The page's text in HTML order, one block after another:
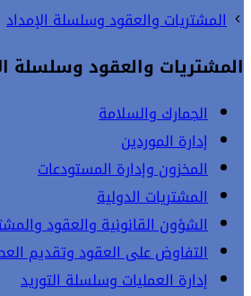
المشتريات والعقود وسلسلة الإمداد
المشتريات والعقود وسلسلة
الجمارك والسلامة
إدارة الموردين
المخزون وإدارة المستودعات
المشتريات الدولية
الشؤون القانونية والعقود
التفاوض على العقود وتقديم
إدارة العمليات وسلسلة التوريد